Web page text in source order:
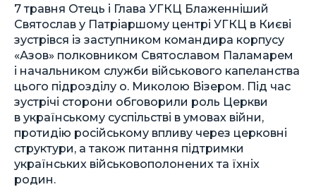
7 травня Отець і Глава УГКЦ Блаженніший
Святослав у Патріаршому центрі УГКЦ в Києві
зустрівся із заступником командира корпусу
«Азов» полковником Святославом Паламарем
і начальником служби військового капеланства
цього підрозділу о. Миколою Візером. Під час
зустрічі сторони обговорили роль Церкви
в українському суспільстві в умовах війни,
протидію російському впливу через церковні
структури, а також питання підтримки
українських військовополонених та їхніх
родин.